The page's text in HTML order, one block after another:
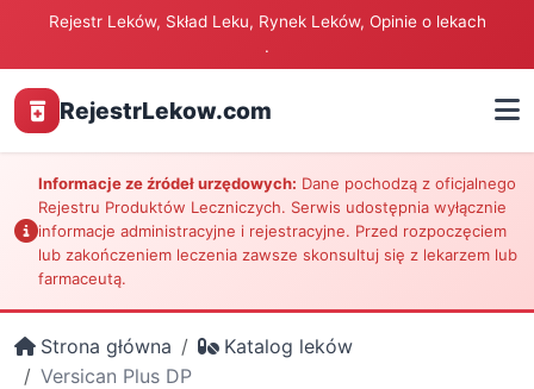
Rejestr Leków, Skład Leku, Rynek Leków, Opinie o lekach
.
RejestrLekow.com
Informacje ze źródeł urzędowych: Dane pochodzą z oficjalnego
Rejestru Produktów Leczniczych. Serwis udostępnia wyłącznie
informacje administracyjne i rejestracyjne. Przed rozpoczęciem
lub zakończeniem leczenia zawsze skonsultuj się z lekarzem lub
farmaceutą.
Strona główna
Katalog leków
Versican Plus DP